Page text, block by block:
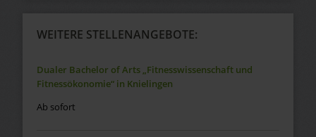
WEITERE STELLENANGEBOTE:
Dualer Bachelor of Arts „Fitnesswissenschaft und
Fitnessökonomie“ in Knielingen
Ab sofort